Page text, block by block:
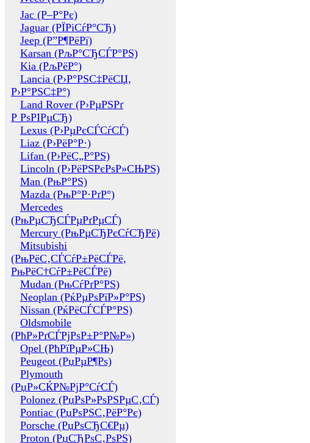
Jac (Р–Р°Рє)
Jaguar (РЇРіСѓР°СЂ)
Jeep (Р”Р¶РёРї)
Karsan (РљР°СЂСЃР°РЅ)
Kia (РљРёР°)
Lancia (Р›Р°РЅС‡РёСЏ,
Р›Р°РЅС‡Р°)
Land Rover (Р›РµРЅРґ
Р РѕРІРµСЂ)
Lexus (Р›РµРєСЃСѓСЃ)
Liaz (Р›РёР°Р·)
Lifan (Р›РёС„Р°РЅ)
Lincoln (Р›РёРЅРєРѕР»СЊРЅ)
Man (РњР°РЅ)
Mazda (РњР°Р·РґР°)
Mercedes
(РњРµСЂСЃРµРґРµСЃ)
Mercury (РњРµСЂРєСѓСЂРё)
Mitsubishi
(РњРёС‚СЃСѓР±РёСЃРё,
РњРёС†СѓР±РёСЃРё)
Mudan (РњСѓРґР°РЅ)
Neoplan (РќРµРѕРїР»Р°РЅ)
Nissan (РќРёСЃСЃР°РЅ)
Oldsmobile
(РћР»РґСЃРјРѕР±Р°Р№Р»)
Opel (РћРїРµР»СЊ)
Peugeot (РџРµР¶Рѕ)
Plymouth
(РџР»СЌР№РјР°СѓСЃ)
Polonez (РџРѕР»РѕРЅРµС‚СЃ)
Pontiac (РџРѕРЅС‚РёР°Рє)
Porsche (РџРѕСЂС€Рµ)
Proton (РџСЂРѕС‚РѕРЅ)